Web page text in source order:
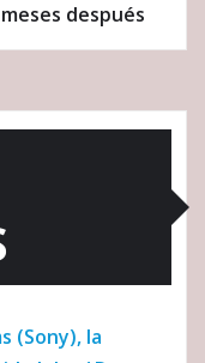
después
(Sony), la